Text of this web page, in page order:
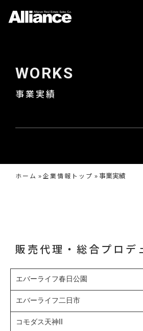
WORKS
事業実績
ホーム »企業情報トップ »事業実績
販売代理・総合プロデ
エバーライフ春日公園
エバーライフ二日市
コモダス天神II